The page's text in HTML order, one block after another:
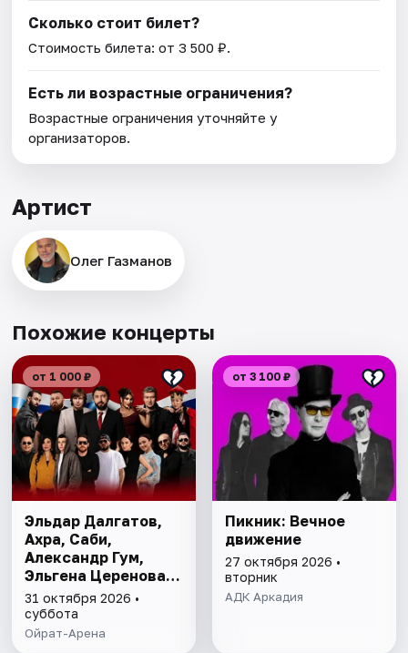
Сколько стоит билет?
Стоимость билета: от 3 500 ₽.
Есть ли возрастные ограничения?
Возрастные ограничения уточняйте у
организаторов.
Артист
Олег Газманов
Похожие концерты
от 1 000 ₽
Эльдар Далгатов,
Ахра, Саби,
Александр Гум,
Эльгена Церенова,
Сарги, Милла
Сенькина, Данни
Абро, Рустам
31 октября 2026 •
суббота
Ойрат-Арена
от 3 100 ₽
Пикник: Вечное
движение
27 октября 2026 •
вторник
АДК Аркадия